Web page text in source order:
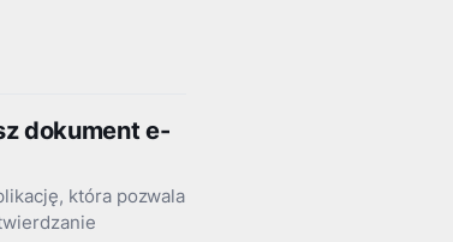
dokument e-
która pozwala